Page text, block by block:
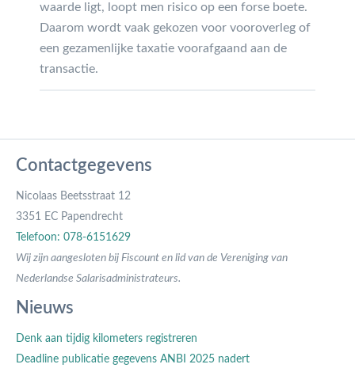
waarde ligt, loopt men risico op een forse boete.
Daarom wordt vaak gekozen voor vooroverleg of
een gezamenlijke taxatie voorafgaand aan de
transactie.
Contactgegevens
Nicolaas Beetsstraat 12
3351 EC Papendrecht
Telefoon: 078-6151629
Wij zijn aangesloten bij Fiscount en lid van de Vereniging van
Nederlandse Salarisadministrateurs.
Nieuws
Denk aan tijdig kilometers registreren
Deadline publicatie gegevens ANBI 2025 nadert